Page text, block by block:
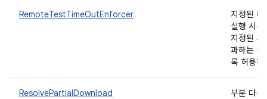
RemoteTestTimeOutEnforcer
지정된 테
실행 시간
지정된 시
과하는 경
록 허용
ResolvePartialDownload
부분 다운